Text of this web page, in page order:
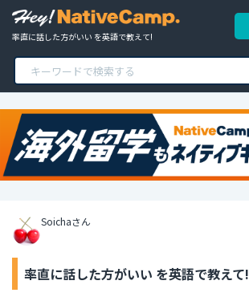
率直に話した方がいい を英語で教えて!
Soichaさん
率直に話した方がいい を英語で教えて!